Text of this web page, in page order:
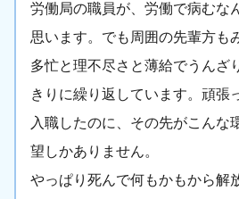
労働局の職員が、労働で病むな
思います。でも周囲の先輩方も
多忙と理不尽さと薄給でうんざ
きりに繰り返しています。頑張
入職したのに、その先がこんな
望しかありません。
やっぱり死んで何もかもから解